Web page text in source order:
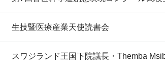
生技暨医療産業天使読書会
スワジランド王国下院議長・Themba